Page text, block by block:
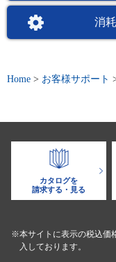
消
Home > お客様サポート
カタログを
請求する・見る
※本サイトに表示の税込価
入しております。